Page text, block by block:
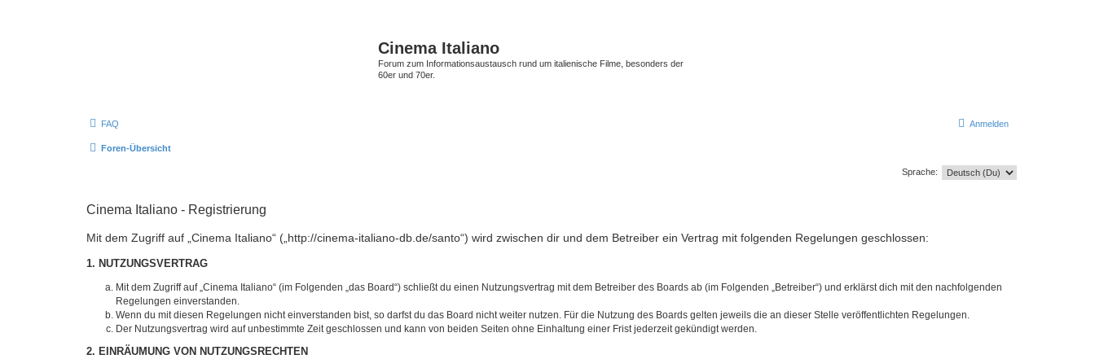
Cinema Italiano
Forum zum Informationsaustausch rund um italienische Filme, besonders der
60er und 70er.
FAQ Anmelden
Foren-Übersicht
Sprache:
Cinema Italiano - Registrierung
Mit dem Zugriff auf „Cinema Italiano“ („http://cinema-italiano-db.de/santo“) wird zwischen dir und dem Betreiber ein Vertrag mit folgenden Regelungen geschlossen:
1. NUTZUNGSVERTRAG
Mit dem Zugriff auf „Cinema Italiano“ (im Folgenden „das Board“) schließt du einen Nutzungsvertrag mit dem Betreiber des Boards ab (im Folgenden „Betreiber“) und erklärst dich mit den nachfolgenden
Regelungen einverstanden.
Wenn du mit diesen Regelungen nicht einverstanden bist, so darfst du das Board nicht weiter nutzen. Für die Nutzung des Boards gelten jeweils die an dieser Stelle veröffentlichten Regelungen.
Der Nutzungsvertrag wird auf unbestimmte Zeit geschlossen und kann von beiden Seiten ohne Einhaltung einer Frist jederzeit gekündigt werden.
2. EINRÄUMUNG VON NUTZUNGSRECHTEN